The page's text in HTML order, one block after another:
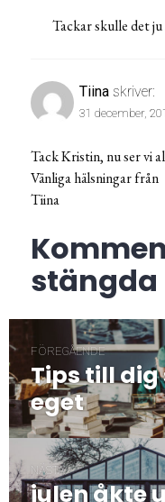
Tackar skulle det
Tiina skriver:
31 december,
Tack Kristin, nu ser vi
Vänliga hälsningar från
Tiina
stängda
FÖREGÅENDE
Föregående
post:
Tips till
eget
NÄSTA
Nästa
julen åkte